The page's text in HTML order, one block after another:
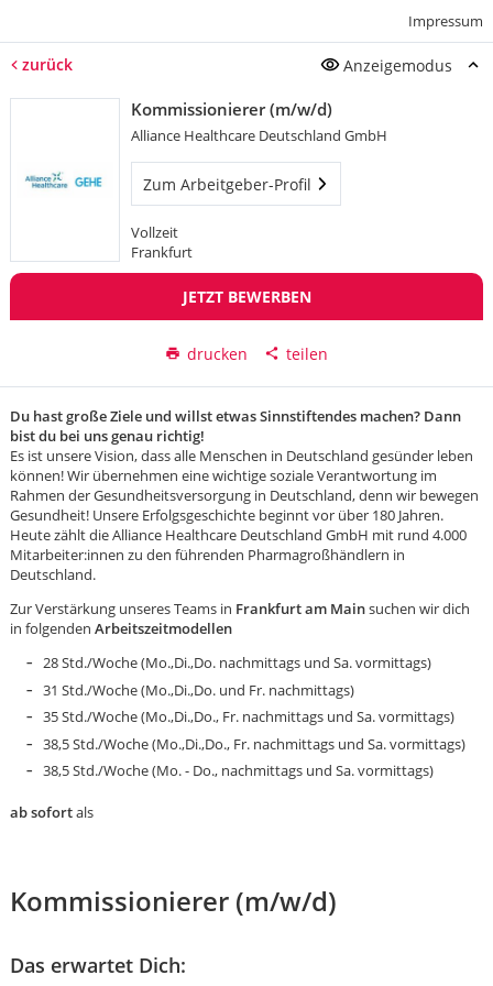
Impressum
zurück Anzeigemodus
Kommissionierer (m/w/d)
Alliance Healthcare Deutschland GmbH
Zum Arbeitgeber-Profil
Vollzeit
Frankfurt
JETZT BEWERBEN
drucken teilen
Du hast große Ziele und willst etwas Sinnstiftendes machen? Dann
bist du bei uns genau richtig!
Es ist unsere Vision, dass alle Menschen in Deutschland gesünder leben
können! Wir übernehmen eine wichtige soziale Verantwortung im
Rahmen der Gesundheitsversorgung in Deutschland, denn wir bewegen
Gesundheit! Unsere Erfolgsgeschichte beginnt vor über 180 Jahren.
Heute zählt die Alliance Healthcare Deutschland GmbH mit rund 4.000
Mitarbeiter:innen zu den führenden Pharmagroßhändlern in
Deutschland.
Zur Verstärkung unseres Teams in Frankfurt am Mainsuchen wir dich
in folgenden Arbeitszeitmodellen
28 Std./Woche (Mo.,Di.,Do. nachmittags und Sa. vormittags)
31 Std./Woche (Mo.,Di.,Do. und Fr. nachmittags)
35 Std./Woche (Mo.,Di.,Do., Fr. nachmittags und Sa. vormittags)
38,5 Std./Woche (Mo.,Di.,Do., Fr. nachmittags und Sa. vormittags)
38,5 Std./Woche (Mo. - Do., nachmittags und Sa. vormittags)
ab sofortals
Kommissionierer (m/w/d)
Das erwartet Dich:
Karte anzeigen